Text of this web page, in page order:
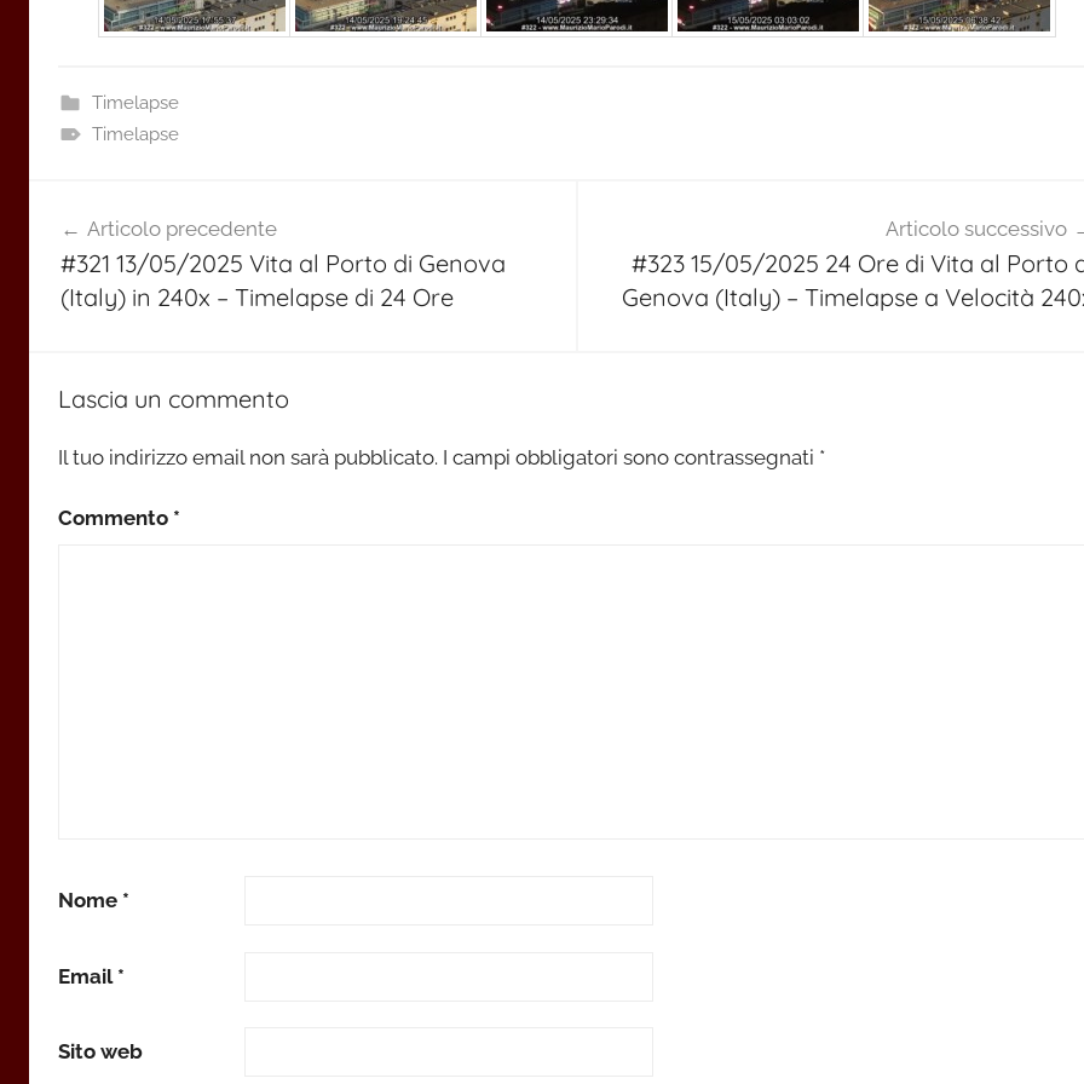
Timelapse
Timelapse
articoli
Articolo precedente
#321 13/05/2025 Vita al Porto di Genova
(Italy) in 240x – Timelapse di 24 Ore
Articolo successivo
#323 15/05/2025 24 Ore di Vita al Porto
Genova (Italy) – Timelapse a Velocità
Lascia un commento
Il tuo indirizzo email non sarà pubblicato. I campi obbligatori sono contrassegnati *
Commento *
Nome *
Email *
Sito web